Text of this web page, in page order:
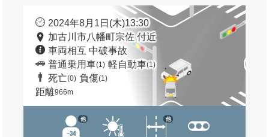
2024年8月1日(木)13:30
加古川市八幡町宗佐 付近
車両相互 中破事故
普通乗用車(1) 軽自動車(1)
死亡(0) 負傷(1)
距離966m
他 他